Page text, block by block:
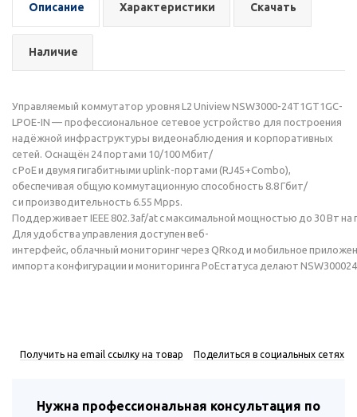
Описание Характеристики Скачать
Наличие
Управляемый коммутатор уровня L2 Uniview NSW3000-24T1GT1GC-
LPOE-IN — профессиональное сетевое устройство для построения
надёжной инфраструктуры видеонаблюдения и корпоративных
сетей. Оснащён 24 портами 10/100 Мбит/
с PoE и двумя гигабитными uplink-портами (RJ45+Combo),
обеспечивая общую коммутационную способность 8.8 Гбит/
с и производительность 6.55 Mpps.
Поддерживает IEEE 802.3af/at с максимальной мощностью до 30 Вт
Для удобства управления доступен веб-
интерфейс, облачный мониторинг через QRкод и мобильное
импорта конфигурации и мониторинга PoEстатуса делают
Получить на email ссылку на товар Поделиться в социальных сетях
Нужна профессиональная консультация по